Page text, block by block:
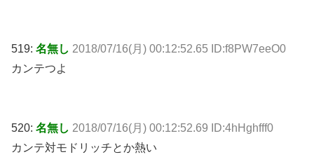
519: 名無し 2018/07/16(月) 00:12:52.65 ID:f8PW7eeO0
カンテつよ
520: 名無し 2018/07/16(月) 00:12:52.69 ID:4hHghfff0
カンテ対モドリッチとか熱い